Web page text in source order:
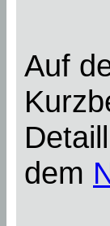
Auf
dem